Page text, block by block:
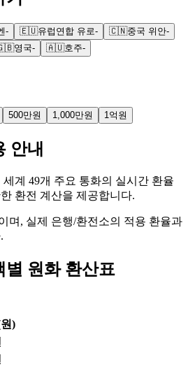
- 🇪🇺유럽연합 유로- 🇨🇳중국 위안-
영국- 🇦🇺호주-
500만원 1,000만원 1억원
안내
계 49개 주요 통화의 실시간 환율
환전 계산을 제공합니다.
며, 실제 은행/환전소의 적용 환율과
별 원화 환산표
)